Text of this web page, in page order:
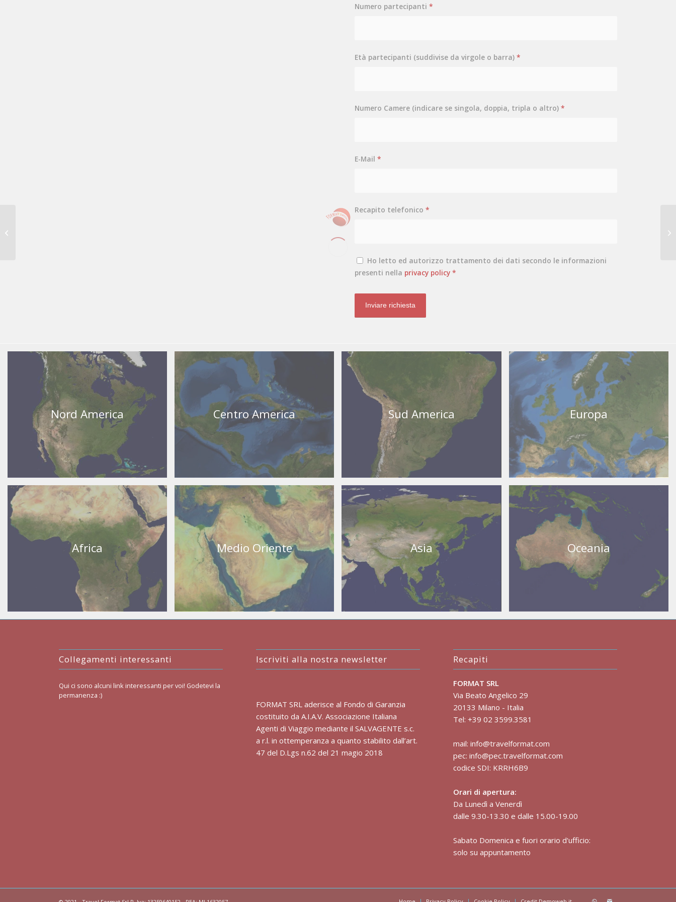
Numero partecipanti*
Età partecipanti (suddivise da virgole o barra)*
Numero Camere (indicare se singola, doppia, tripla o altro)*
E-Mail*
Recapito telefonico*
Ho letto ed autorizzo trattamento dei dati secondo le informazioni
presenti nella privacy policy *
Nord America Centro America Sud America Europa
Africa Medio Oriente Asia Oceania
Collegamenti interessanti
Qui ci sono alcuni link interessanti per voi! Godetevi la
permanenza :)
Iscriviti alla nostra newsletter
FORMAT SRL aderisce al Fondo di Garanzia
costituito da A.I.A.V. Associazione Italiana
Agenti di Viaggio mediante il SALVAGENTE s.c.
a r.l. in ottemperanza a quanto stabilito dall’art.
47 del D.Lgs n.62 del 21 magio 2018
Recapiti
FORMAT SRL
Via Beato Angelico 29
20133 Milano - Italia
Tel: +39 02 3599.3581
mail:info@travelformat.com
pec:info@pec.travelformat.com
codice SDI: KRRH6B9
Orari di apertura:
Da Lunedì a Venerdì
dalle 9.30-13.30 e dalle 15.00-19.00
Sabato Domenica e fuori orario d'ufficio:
solo su appuntamento